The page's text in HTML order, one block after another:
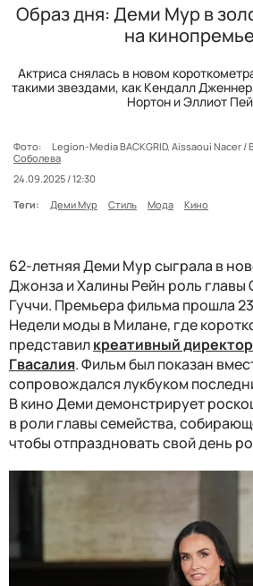
Образ дня: Деми Мур в
на
Актриса снялась в новом
такими звездами, как Кендалл
Нортон и Эллиот
Фото: Legion-Media BACKGRID, Aissaoui Nacer /
Соболева
24.09.2025 / 12:30
Теги:
Деми Мур Стиль Мода Кино
62-летняя Деми Мур сыграла в
Джонза и Халины Рейн роль главы
Гуччи. Премьера фильма прошла
Недели моды в Милане, где
представилкреативный
Гвасалия. Фильм был показан
сопровождался лукбуком
В кино Деми демонстрирует
в роли главы семейства,
чтобы отпраздновать свой день